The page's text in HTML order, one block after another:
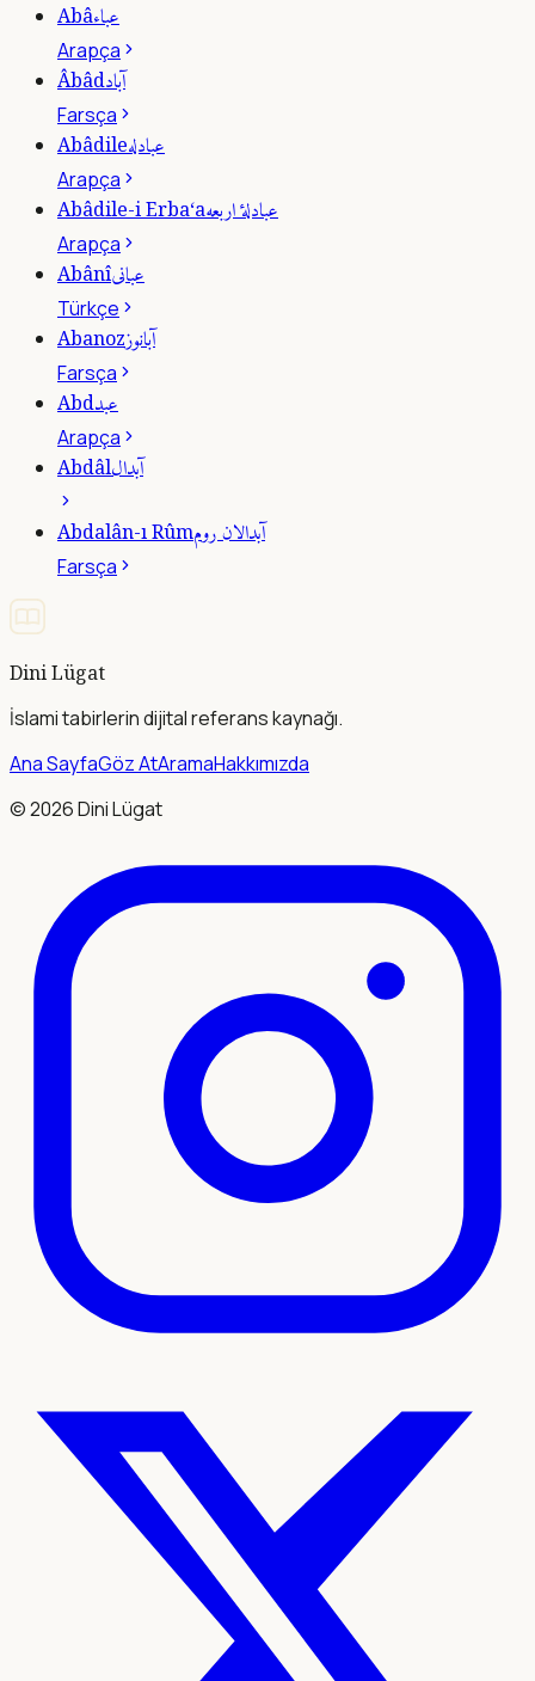
Abâعباء
Arapça
Âbâdآباد
Farsça
Abâdileعبادله
Arapça
Abâdile-i Erba‘aعبادلۀ اربعه
Arapça
Abânîعبانى
Türkçe
Abanozآبانوز
Farsça
Abdعبد
Arapça
Abdâlآبدال
Abdalân-ı Rûmآبدالان روم
Farsça
Dini Lügat
İslami tabirlerin dijital referans kaynağı.
Ana SayfaGöz AtAramaHakkımızda
©2026Dini Lügat